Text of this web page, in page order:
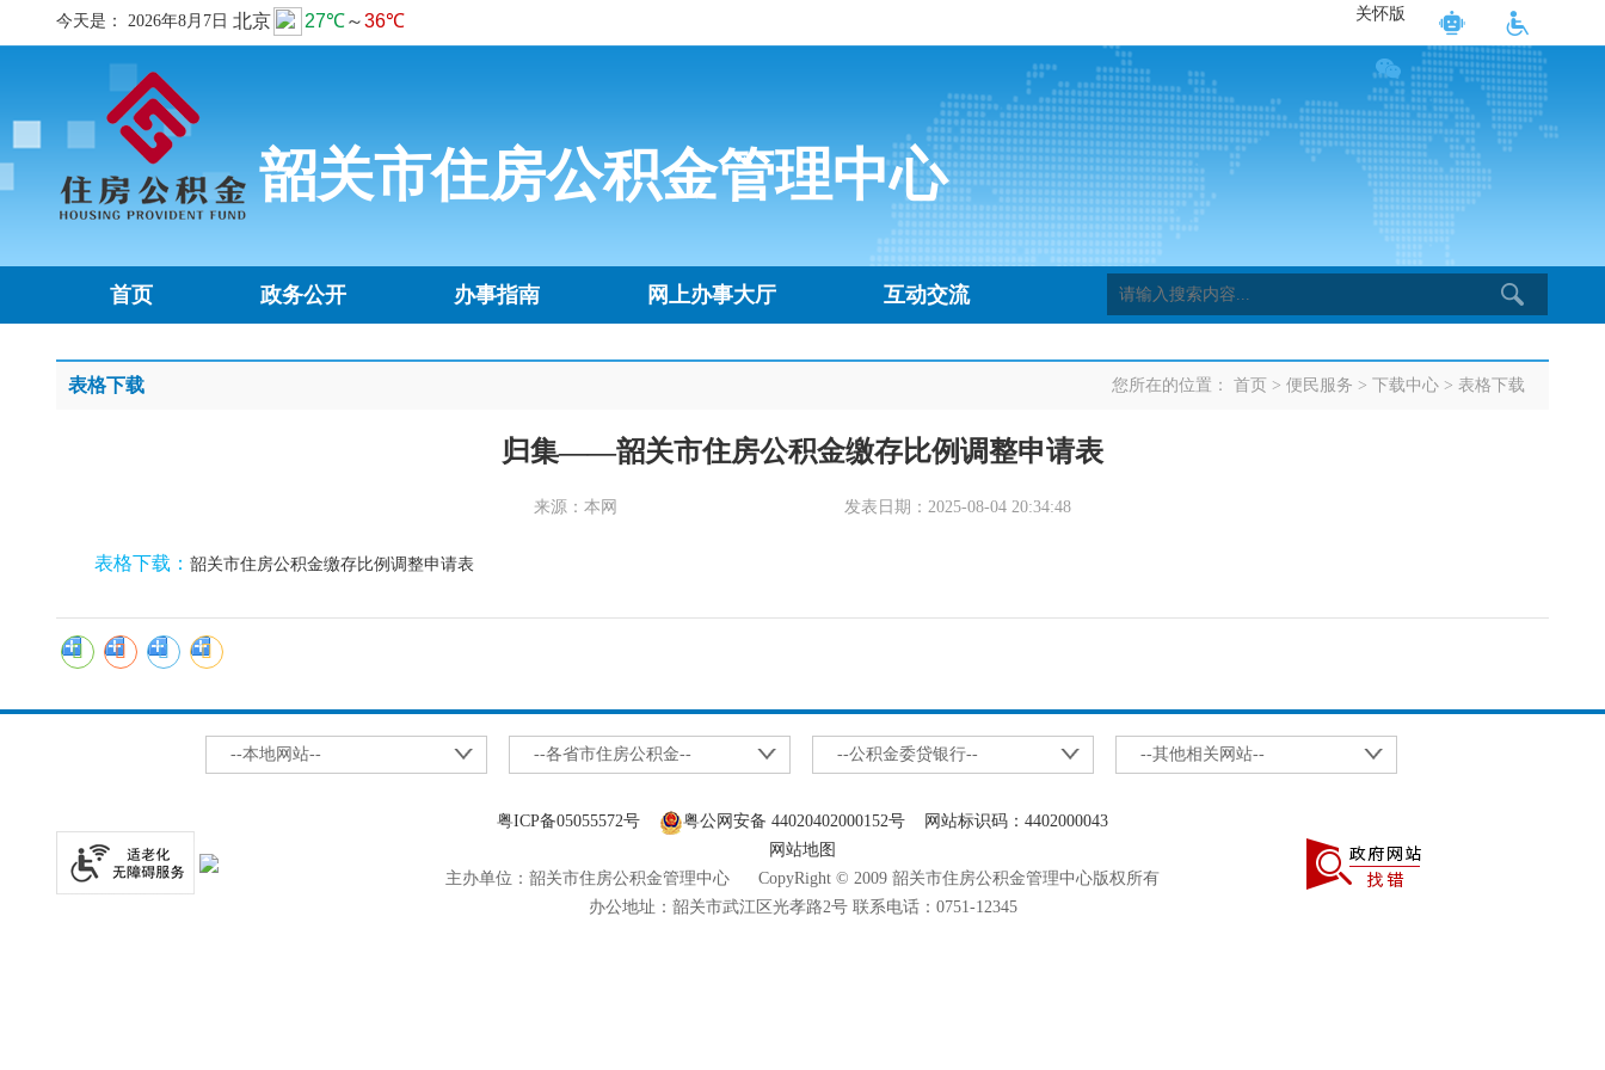
今天是： 2026年8月7日 关怀版
韶关市住房公积金管理中心
首页 政务公开 办事指南 网上办事大厅 互动交流
您所在的位置： 首页 > 便民服务 > 下载中心 > 表格下载
表格下载
归集——韶关市住房公积金缴存比例调整申请表
来源：本网 发表日期：2025-08-04 20:34:48
表格下载： 韶关市住房公积金缴存比例调整申请表
--本地网站-- --各省市住房公积金-- --公积金委贷银行-- --其他相关网站--
粤ICP备05055572号 粤公网安备 44020402000152号 网站标识码：4402000043
网站地图
主办单位：韶关市住房公积金管理中心 CopyRight © 2009 韶关市住房公积金管理中心版权所有
办公地址：韶关市武江区光孝路2号 联系电话：0751-12345